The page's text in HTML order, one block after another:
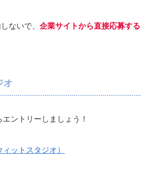
ないで、 企業サイトから直接応募する
オ
ントリーしましょう！
ットスタジオ）